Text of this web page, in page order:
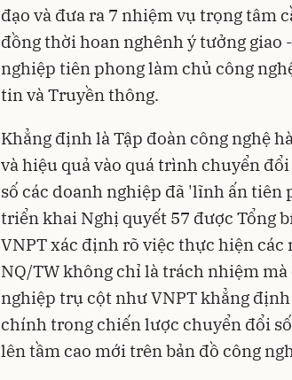
đạo và đưa ra 7 nhiệm vụ trọng tâm
đồng thời hoan nghênh ý tưởng giao
nghiệp tiên phong làm chủ công
tin và Truyền thông.
Khẳng định là Tập đoàn công nghệ
và hiệu quả vào quá trình chuyển
số các doanh nghiệp đã 'lĩnh ấn tiên
triển khai Nghị quyết 57 được Tổng
VNPT xác định rõ việc thực hiện
NQ/TW không chỉ là trách nhiệm mà
nghiệp trụ cột như VNPT khẳng
chính trong chiến lược chuyển đổi
lên tầm cao mới trên bản đồ công